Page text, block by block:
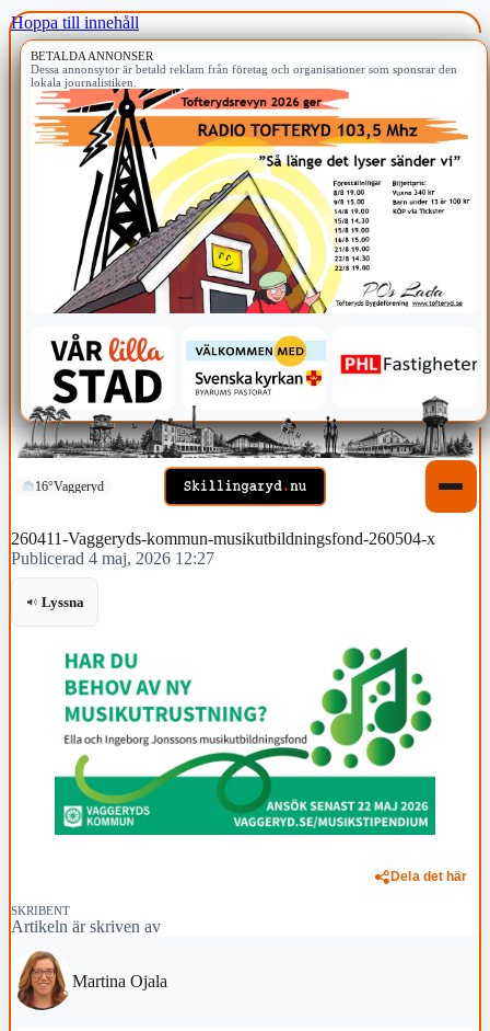
Hoppa till innehåll
BETALDA ANNONSER
Dessa annonsytor är betald reklam från företag och organisationer som sponsrar den
lokala journalistiken.
16°Vaggeryd
260411-Vaggeryds-kommun-musikutbildningsfond-260504-x
Publicerad 4 maj, 2026 12:27
Lyssna
Dela det här
SKRIBENT
Artikeln är skriven av
Martina Ojala